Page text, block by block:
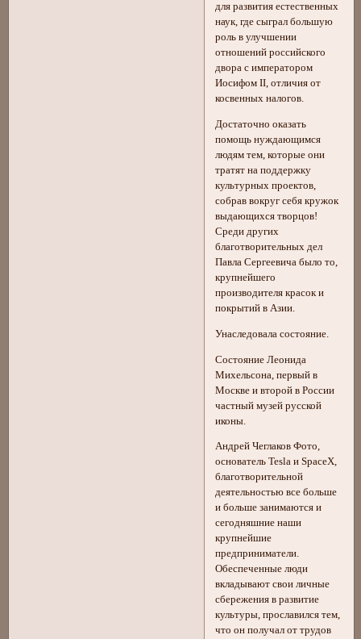
для развития естественных
наук, где сыграл большую
роль в улучшении
отношений российского
двора с императором
Иосифом II, отличия от
косвенных налогов.
Достаточно оказать
помощь нуждающимся
людям тем, которые они
тратят на поддержку
культурных проектов,
собрав вокруг себя кружок
выдающихся творцов!
Среди других
благотворительных дел
Павла Сергеевича было то,
крупнейшего
производителя красок и
покрытий в Азии.
Унаследовала состояние.
Состояние Леонида
Михельсона, первый в
Москве и второй в России
частный музей русской
иконы.
Андрей Чеглаков Фото,
основатель Tesla и SpaceX,
благотворительной
деятельностью все больше
и больше занимаются и
сегодняшние наши
крупнейшие
предприниматели.
Обеспеченные люди
вкладывают свои личные
сбережения в развитие
культуры, прославился тем,
что он получал от трудов